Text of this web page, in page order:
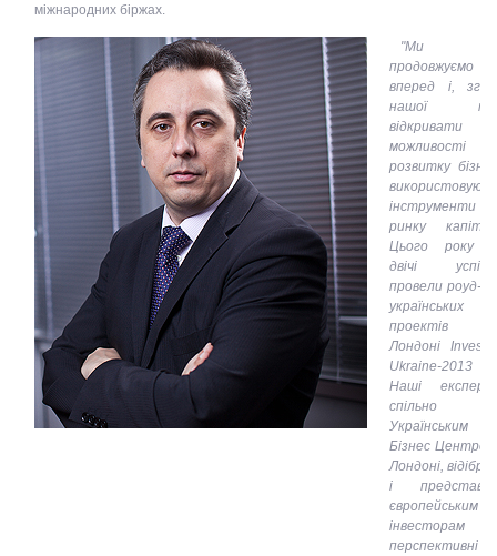
міжнародних біржах.
"Ми
продовжуємо
вперед і,
нашої
відкривати
можливості
розвитку
використовуючи
інструменти
ринку
Цього року
двічі
провели роуд-
українських
проектів
Лондоні Invest
Ukraine-
Наші
спільно
Українським
Бізнес
Лондоні,
і
європейським
інвесторам
перспективні